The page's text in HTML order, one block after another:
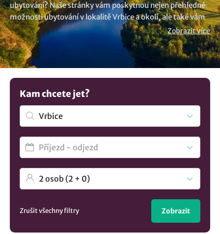
ubytování? Naše stránky vám poskytnou nejen přehledné
možnosti ubytování v lokalitě Vrbice a okolí, ale také vám
ukážeme co zde podniknout. Naše nabídka zahrnuje výběr
ubytování ideální pro rodinnou dovolenou i krátkodobé
pobyty. Najdete zde vše od roubených chalup, stylových
apartmánů až po penziony a luxusní hotely, připravené
vám poskytnout ten nejlepší odpočinek. U nás můžete
využít last minute nabídky se zajímavou slevou, ale také si
můžete zvolit stravování, zda hledáte pobyt se snídaní, s
polopenzí nebo bez stravy. Vyberte si ze seznamu
ubytování v obci Vrbice a těšte se na příjemně strávené
chvíle v regionu Jižní Morava. A pokud stále nevíte,
podívejte se na naše tipy:Penzion u Hošků
Zobrazit více
Kam chcete jet?
Zrušit všechny filtry Zobrazit